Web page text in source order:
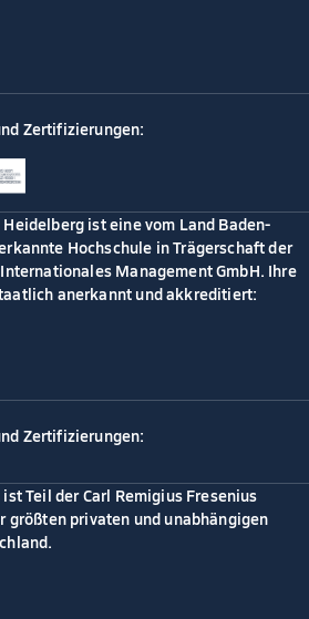
Zertifizierungen:
ist eine vom Land Baden-
Hochschule in Trägerschaft der
Management GmbH. Ihre
anerkannt und akkreditiert:
Zertifizierungen:
Teil der Carl Remigius Fresenius
größten privaten und unabhängigen